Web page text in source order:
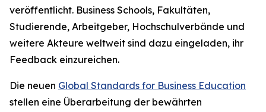
veröffentlicht. Business Schools, Fakultäten,
Studierende, Arbeitgeber, Hochschulverbände und
weitere Akteure weltweit sind dazu eingeladen, ihr
Feedback einzureichen.
Die neuen Global Standards for Business Education
stellen eine Überarbeitung der bewährten